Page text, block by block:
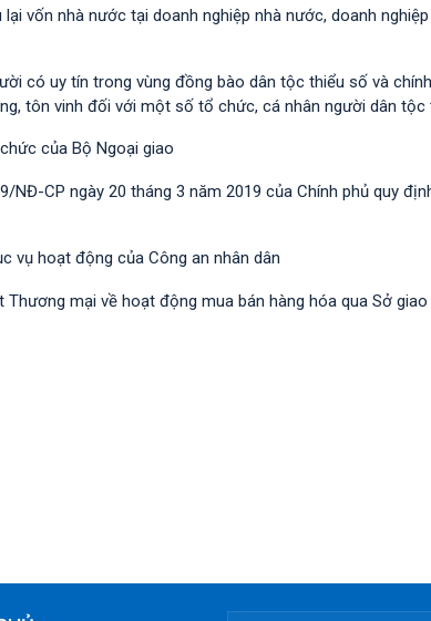
vốn nhà nước tại doanh nghiệp nhà nước, doanh
có uy tín trong vùng đồng bào dân tộc thiểu số và
tôn vinh đối với một số tổ chức, cá nhân người dân tộc
của Bộ Ngoại giao
CР ngày 20 tháng 3 năm 2019 của Chính phủ quy
vụ hoạt động của Công an nhân dân
mại về hoạt động mua bán hàng hóa qua Sở